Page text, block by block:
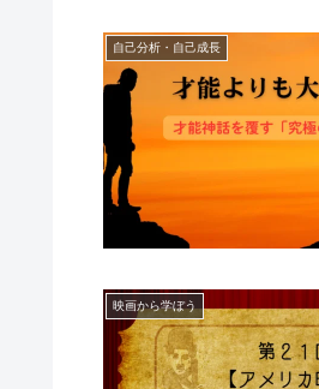
自己分析・自己成長
映画から学ぼう